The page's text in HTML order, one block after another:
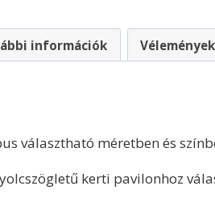
információk
választható méretben és
kerti pavilonhoz